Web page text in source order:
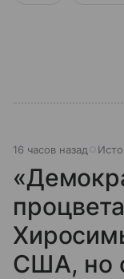
16 часов назад
США, но